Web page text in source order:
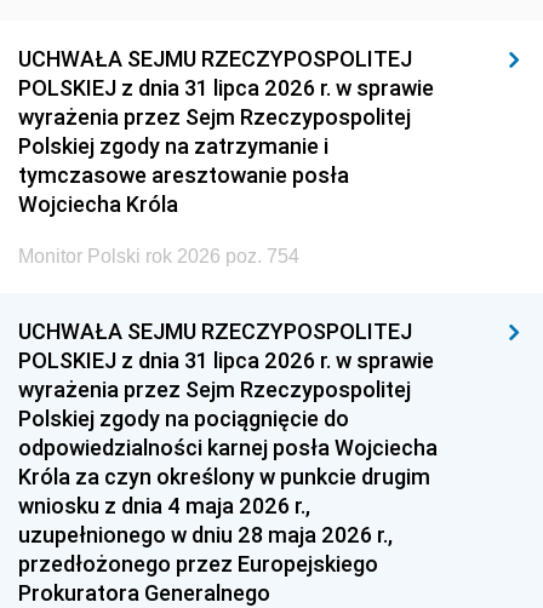
UCHWAŁA SEJMU RZECZYPOSPOLITEJ
POLSKIEJ z dnia 31 lipca 2026 r. w sprawie
wyrażenia przez Sejm Rzeczypospolitej
Polskiej zgody na zatrzymanie i
tymczasowe aresztowanie posła
Wojciecha Króla
Monitor Polski rok 2026 poz. 754
UCHWAŁA SEJMU RZECZYPOSPOLITEJ
POLSKIEJ z dnia 31 lipca 2026 r. w sprawie
wyrażenia przez Sejm Rzeczypospolitej
Polskiej zgody na pociągnięcie do
odpowiedzialności karnej posła Wojciecha
Króla za czyn określony w punkcie drugim
wniosku z dnia 4 maja 2026 r.,
uzupełnionego w dniu 28 maja 2026 r.,
przedłożonego przez Europejskiego
Prokuratora Generalnego